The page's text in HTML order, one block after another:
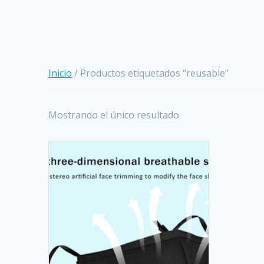
Inicio / Productos etiquetados “reusable”
Mostrando el único resultado